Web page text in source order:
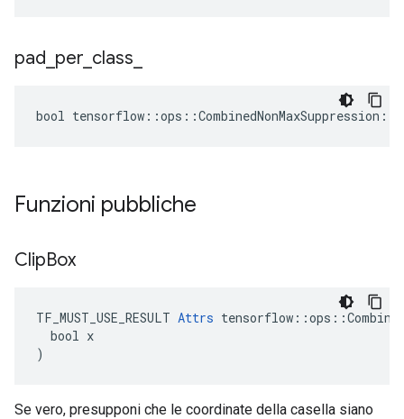
pad per class
bool
Funzioni pubbliche
ClipBox
TF_MUST_USE_RESULT Attrs
  bool x
)
Se vero, presupponi che le coordinate della casella siano